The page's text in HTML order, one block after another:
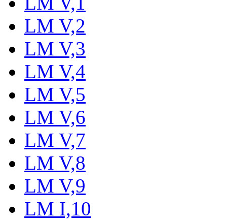
LM V,2
LM V,3
LM V,4
LM V,5
LM V,6
LM V,7
LM V,8
LM V,9
LM I,10